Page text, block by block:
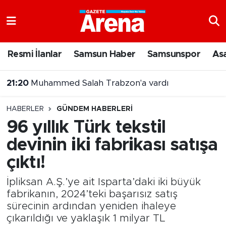
Resmi İlanlar Samsun Haber Samsunspor
21:20 Muhammed Salah Trabzon'a vardı
20:43 Şehit Yakınları ve Gazilere Yönelik Kanun Teklifi Komisyonda
HABERLER GÜNDEM HABERLERI
96 yıllık Türk tekstil
devinin iki fabrikası satışa
çıktı!
İpliksan A.Ş.’ye ait Isparta’daki iki büyük
fabrikanın, 2024’teki başarısız satış
sürecinin ardından yeniden ihaleye
çıkarıldığı ve yaklaşık 1 milyar TL
Süper Lig Puan Durumu ve Fikstür
Tüm Manşetler
Son Dakika Haberleri
Haber Arşivi